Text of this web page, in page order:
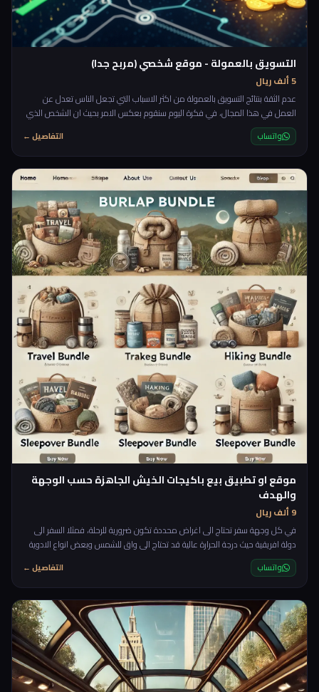
التسويق بالعمولة - موقع شخصي (مربح جدا)
5 ألف ريال
عدم الثقة بنتائج التسويق بالعمولة من اكثر الاسباب التي تجعل الناس تعدل عن
العمل في هذا المجال، في فكرة اليوم سنقوم بعكس الامر بحيث ان الشخص الذي
يقوم بالتسويق بالعمولة يكون هو المتحكم في النظام حيث من خلال موقع تحدث
الحركة والزيارات والاحصائيات، سنقوم بعمل موقع شخصي بامكانك من خلاله
التعاقد مع الشركات وتزويدهم بالزيارات والمبيعات من خلال موقعك بحيث تقوم
بانشاء ملف او صفحة خاصة لكل شركة تتعامل معها
واتساب التفاصيل ←
موقع او تطبيق بيع باكيجات الخيش الجاهزة حسب الوجهة
والهدف
9 ألف ريال
في كل وجهة سفر تحتاج الى اغراض محددة تكون ضرورية للرحلة، فمثلا السفر الى
دولة افريقية حيث درجة الحرارة عالية قد تحتاج الى واق للشمس وبعض انواع الادوية
واغراض مخصصة لهذه الرحلة على العكس اذا سافرت الى روسيا مثلا فانك تحتاج
باكيج مختلف. rnrnفكرة هذا المشروع قائمة على تجهيز باكيجات تعتمد على
الوجهة، مدة الرحلة، مكان الرحلة والاقامة وبيعها للاشخاص المهتمين، ستحتوي
الباكيج على ما يحتاجه المسافر من كل ا
واتساب التفاصيل ←